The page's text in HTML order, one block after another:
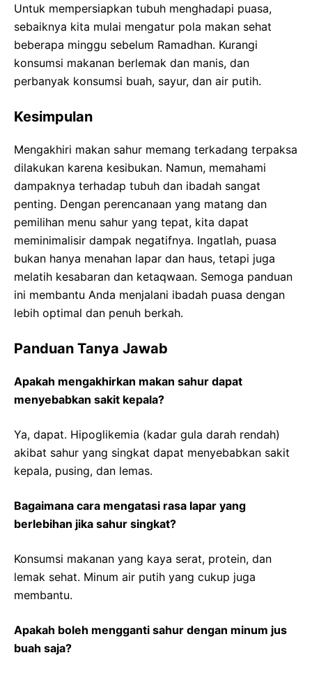
Untuk mempersiapkan tubuh menghadapi puasa,
sebaiknya kita mulai mengatur pola makan sehat
beberapa minggu sebelum Ramadhan. Kurangi
konsumsi makanan berlemak dan manis, dan
perbanyak konsumsi buah, sayur, dan air putih.
Kesimpulan
Mengakhiri makan sahur memang terkadang terpaksa
dilakukan karena kesibukan. Namun, memahami
dampaknya terhadap tubuh dan ibadah sangat
penting. Dengan perencanaan yang matang dan
pemilihan menu sahur yang tepat, kita dapat
meminimalisir dampak negatifnya. Ingatlah, puasa
bukan hanya menahan lapar dan haus, tetapi juga
melatih kesabaran dan ketaqwaan. Semoga panduan
ini membantu Anda menjalani ibadah puasa dengan
lebih optimal dan penuh berkah.
Panduan Tanya Jawab
Apakah mengakhirkan makan sahur dapat
menyebabkan sakit kepala?
Ya, dapat. Hipoglikemia (kadar gula darah rendah)
akibat sahur yang singkat dapat menyebabkan sakit
kepala, pusing, dan lemas.
Bagaimana cara mengatasi rasa lapar yang
berlebihan jika sahur singkat?
Konsumsi makanan yang kaya serat, protein, dan
lemak sehat. Minum air putih yang cukup juga
membantu.
Apakah boleh mengganti sahur dengan minum jus
buah saja?